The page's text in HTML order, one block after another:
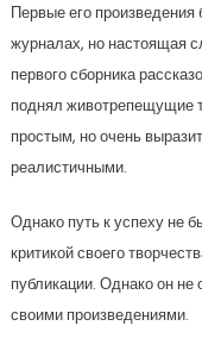
Первые его
журналах, но настоящая
первого сборника
поднял животрепещущие
простым, но очень
реалистичными.
Однако путь к успеху не
критикой своего
публикации. Однако он
своими произведениями.